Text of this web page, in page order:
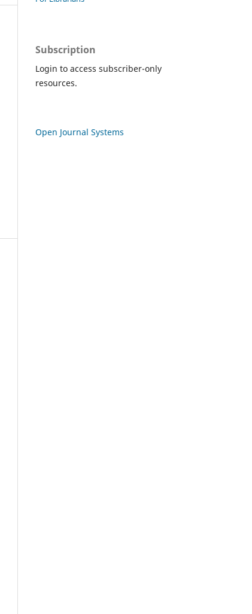
Subscription
Login to access subscriber-only
resources.
Open Journal Systems